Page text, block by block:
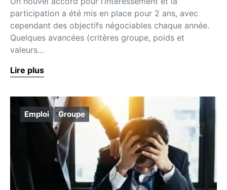
participation a été mis en place pour 2 ans, avec
cependant des objectifs négociables chaque année.
Quelques avancées (critères groupe, poids et
valeurs…
Lire plus
Emploi Groupe